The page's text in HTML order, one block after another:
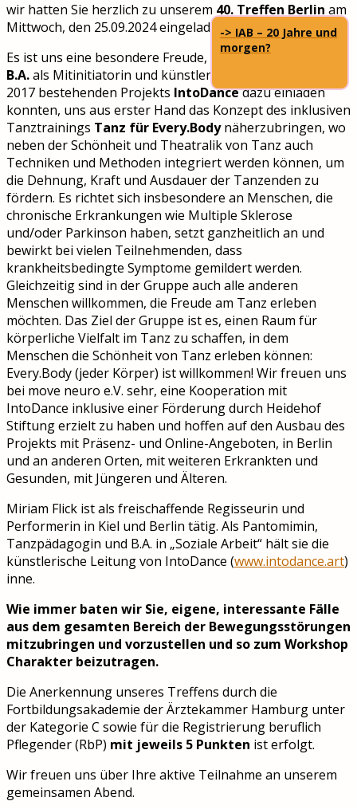
wir hatten Sie herzlich zu unserem 40. Treffen Berlin am
Mittwoch, den 25.09.2024 eingeladen.
Es ist uns eine besondere Freude, dass wirMiriam Flick,
B.A.als Mitinitiatorin und künstlerischen Leitung des
2017 bestehenden Projekts IntoDancedazu einladen
konnten, uns aus erster Hand das Konzept des inklusiven
Tanztrainings Tanz für Every.Bodynäherzubringen, wo
neben der Schönheit und Theatralik von Tanz auch
Techniken und Methoden integriert werden können, um
die Dehnung, Kraft und Ausdauer der Tanzenden zu
fördern. Es richtet sich insbesondere an Menschen, die
chronische Erkrankungen wie Multiple Sklerose
und/oder Parkinson haben, setzt ganzheitlich an und
bewirkt bei vielen Teilnehmenden, dass
krankheitsbedingte Symptome gemildert werden.
Gleichzeitig sind in der Gruppe auch alle anderen
Menschen willkommen, die Freude am Tanz erleben
möchten. Das Ziel der Gruppe ist es, einen Raum für
körperliche Vielfalt im Tanz zu schaffen, in dem
Menschen die Schönheit von Tanz erleben können:
Every.Body (jeder Körper) ist willkommen! Wir freuen uns
bei move neuro e.V. sehr, eine Kooperation mit
IntoDance inklusive einer Förderung durch Heidehof
Stiftung erzielt zu haben und hoffen auf den Ausbau des
Projekts mit Präsenz- und Online-Angeboten, in Berlin
und an anderen Orten, mit weiteren Erkrankten und
Gesunden, mit Jüngeren und Älteren.
Miriam Flick ist als freischaffende Regisseurin und
Performerin in Kiel und Berlin tätig. Als Pantomimin,
Tanzpädagogin und B.A. in „Soziale Arbeit“ hält sie die
künstlerische Leitung von IntoDance (www.intodance.art)
inne.
Wie immer baten wir Sie, eigene, interessante Fälle
aus dem gesamten Bereich der Bewegungsstörungen
mitzubringen und vorzustellen und so zum Workshop
Charakter beizutragen.
Die Anerkennung unseres Treffens durch die
Fortbildungsakademie der Ärztekammer Hamburg unter
der Kategorie C sowie für die Registrierung beruflich
Pflegender (RbP) mit jeweils 5 Punkten ist erfolgt.
Wir freuen uns über Ihre aktive Teilnahme an unserem
gemeinsamen Abend.
-> IAB – 20 Jahre und
morgen?